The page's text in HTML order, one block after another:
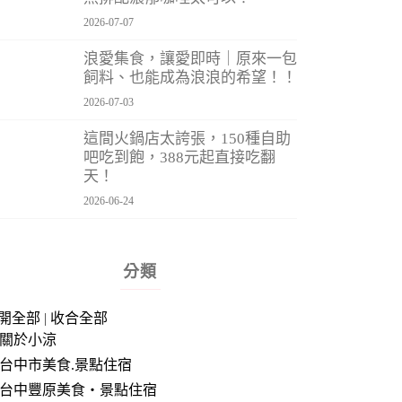
2026-07-07
浪愛集食，讓愛即時｜原來一包
飼料、也能成為浪浪的希望！！
2026-07-03
這間火鍋店太誇張，150種自助
吧吃到飽，388元起直接吃翻
天！
2026-06-24
分類
全部 | 收合全部
關於小涼
台中市美食.景點住宿
台中豐原美食‧景點住宿